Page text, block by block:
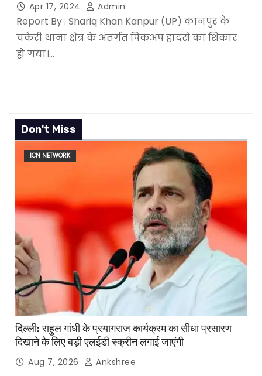
Apr 17, 2024 Admin
Report By : Shariq Khan Kanpur (UP) कानपुर के
चकेरी थाना क्षेत्र के अंतर्गत पिकअप हादसे का शिकार
हो गया।…
Don't Miss
ICN NETWORK
दिल्ली: राहुल गांधी के प्रयागराज कार्यक्रम का सीधा प्रसारण
दिखाने के लिए बड़ी एलईडी स्क्रीन लगाई जाएंगी
Aug 7, 2026 Ankshree